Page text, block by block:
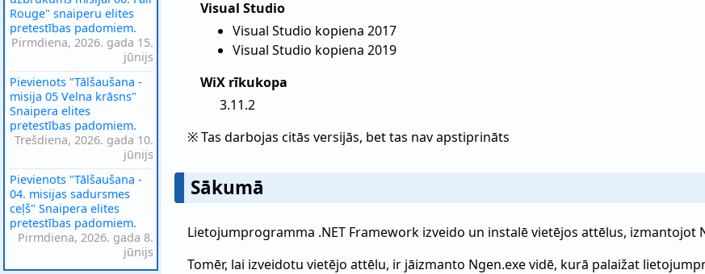
Visual Studio
Visual Studio kopiena 2017
Visual Studio kopiena 2019
WiX rīkukopa
3.11.2
※ Tas darbojas citās versijās, bet tas nav apstiprināts
Sākumā
Lietojumprogramma .NET Framework izveido un instalē vietējos attēlus, izmantojot
Tomēr, lai izveidotu vietējo attēlu, ir jāizmanto Ngen.exe vidē, kurā palaižat
Rouge" snaiperu elites
pretestības padomiem.
Pirmdiena, 2026. gada 15.
jūnijs
Pievienots "Tālšaušana -
misija 05 Velna krāsns"
Snaipera elites
pretestības padomiem.
Trešdiena, 2026. gada 10.
jūnijs
Pievienots "Tālšaušana -
04. misijas sadursmes
ceļš" Snaipera elites
pretestības padomiem.
Pirmdiena, 2026. gada 8.
jūnijs